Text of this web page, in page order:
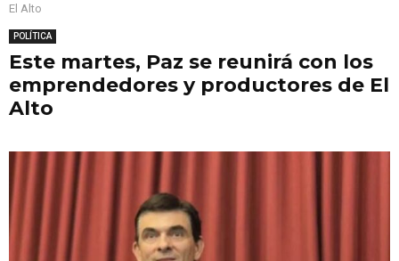
El Alto
POLÍTICA
Este martes, Paz se reunirá con los
emprendedores y productores de El
Alto